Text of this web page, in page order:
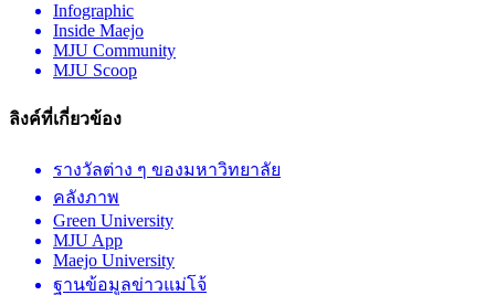
Infographic
Inside Maejo
MJU Community
MJU Scoop
ลิงค์ที่เกี่ยวข้อง
รางวัลต่าง ๆ ของมหาวิทยาลัย
คลังภาพ
Green University
MJU App
Maejo University
ฐานข้อมูลข่าวแม่โจ้